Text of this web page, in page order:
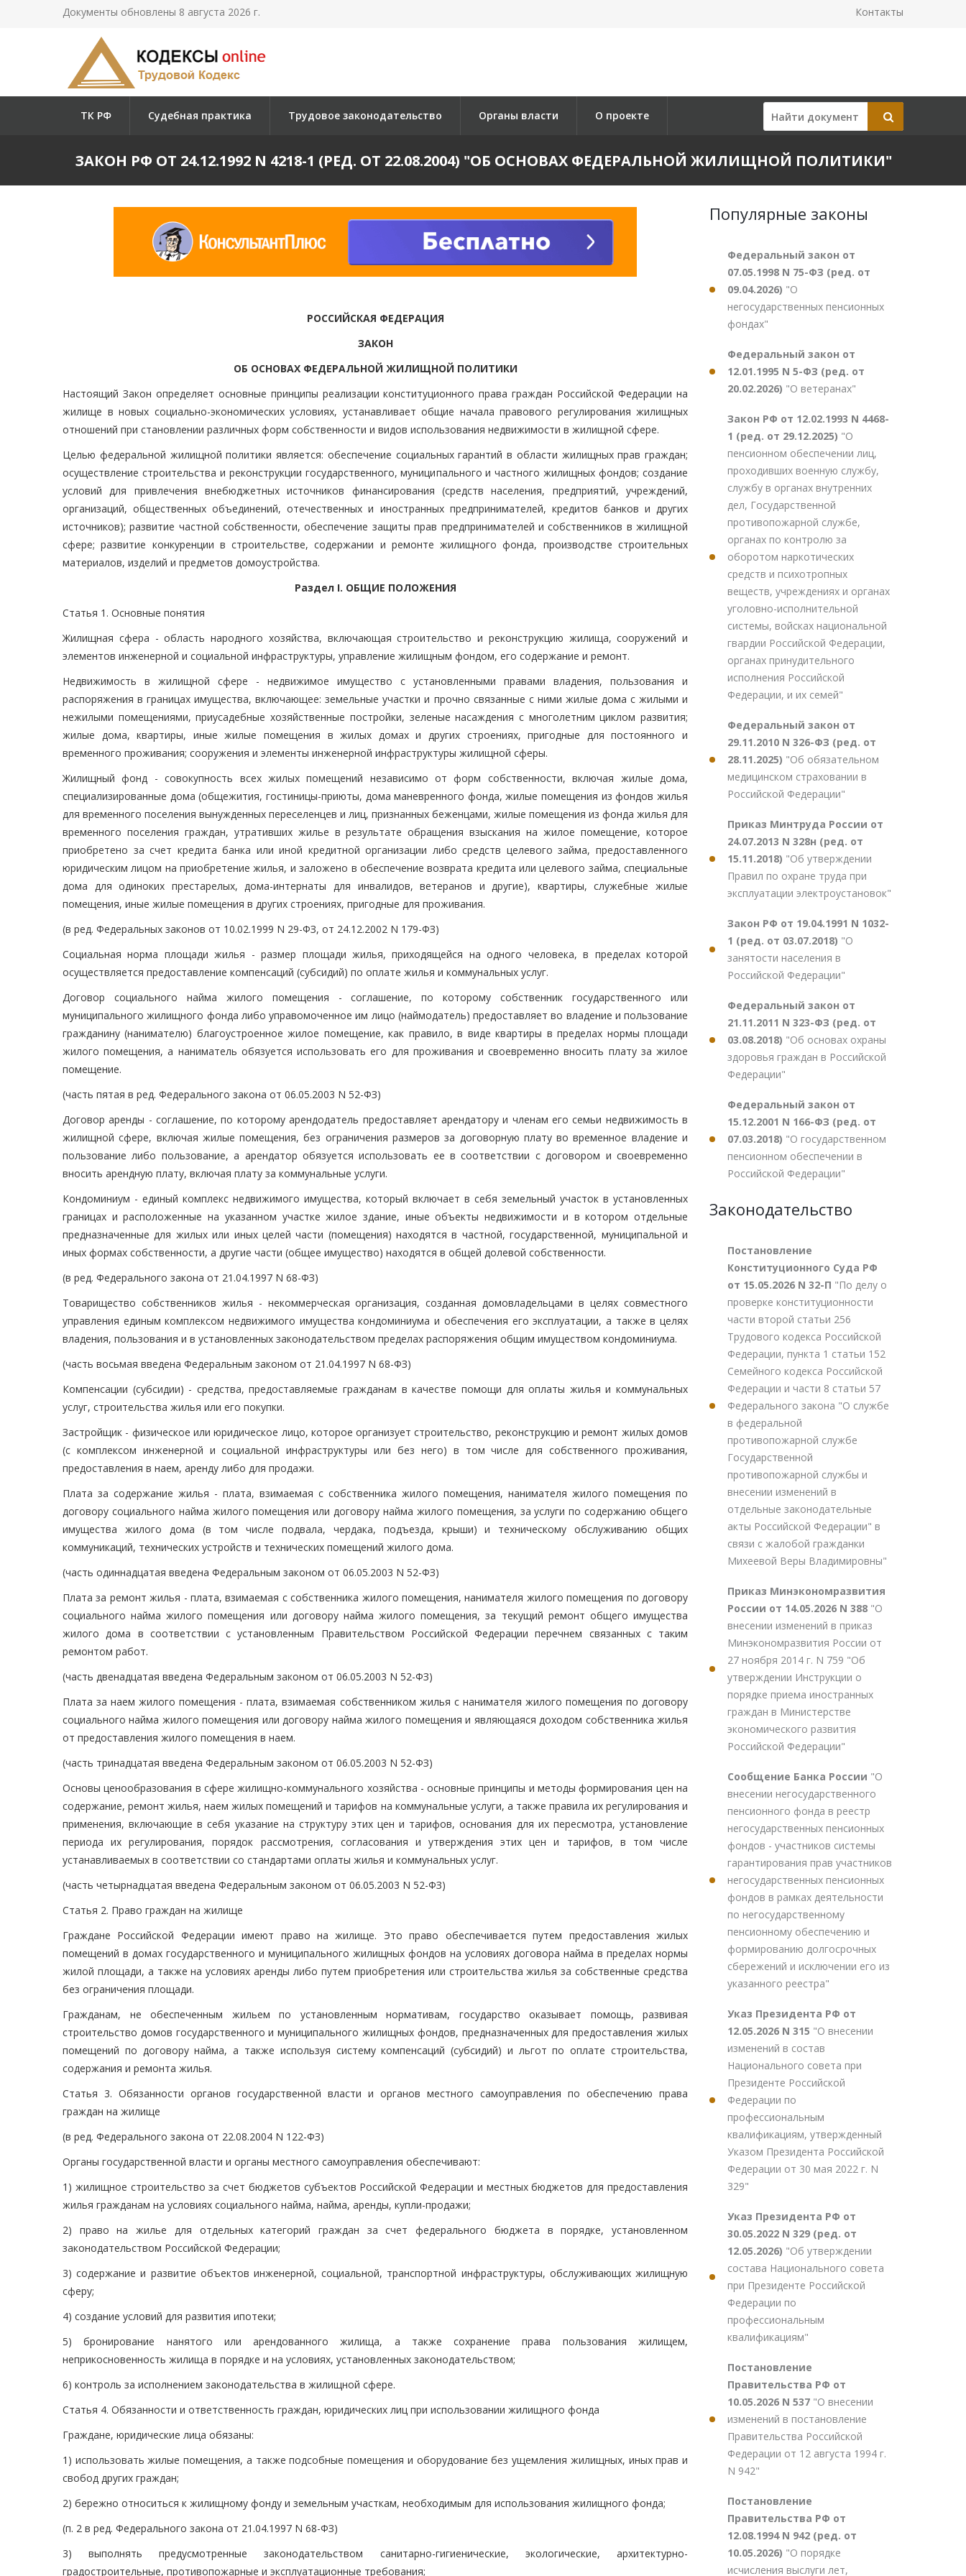
Документы обновлены 8 августа 2026 г. Контакты
ТК РФ Судебная практика Трудовое законодательство Органы власти О проекте
ЗАКОН РФ ОТ 24.12.1992 N 4218-1 (РЕД. ОТ 22.08.2004) "ОБ ОСНОВАХ ФЕДЕРАЛЬНОЙ ЖИЛИЩНОЙ ПОЛИТИКИ"
РОССИЙСКАЯ ФЕДЕРАЦИЯ
ЗАКОН
ОБ ОСНОВАХ ФЕДЕРАЛЬНОЙ ЖИЛИЩНОЙ ПОЛИТИКИ
Настоящий Закон определяет основные принципы реализации конституционного права граждан Российской Федерации на
жилище в новых социально-экономических условиях, устанавливает общие начала правового регулирования жилищных
отношений при становлении различных форм собственности и видов использования недвижимости в жилищной сфере.
Целью федеральной жилищной политики является: обеспечение социальных гарантий в области жилищных прав граждан;
осуществление строительства и реконструкции государственного, муниципального и частного жилищных фондов; создание
условий для привлечения внебюджетных источников финансирования (средств населения, предприятий, учреждений,
организаций, общественных объединений, отечественных и иностранных предпринимателей, кредитов банков и других
источников); развитие частной собственности, обеспечение защиты прав предпринимателей и собственников в жилищной
сфере; развитие конкуренции в строительстве, содержании и ремонте жилищного фонда, производстве строительных
материалов, изделий и предметов домоустройства.
Раздел I. ОБЩИЕ ПОЛОЖЕНИЯ
Статья 1. Основные понятия
Жилищная сфера - область народного хозяйства, включающая строительство и реконструкцию жилища, сооружений и
элементов инженерной и социальной инфраструктуры, управление жилищным фондом, его содержание и ремонт.
Недвижимость в жилищной сфере - недвижимое имущество с установленными правами владения, пользования и
распоряжения в границах имущества, включающее: земельные участки и прочно связанные с ними жилые дома с жилыми и
нежилыми помещениями, приусадебные хозяйственные постройки, зеленые насаждения с многолетним циклом развития;
жилые дома, квартиры, иные жилые помещения в жилых домах и других строениях, пригодные для постоянного и
временного проживания; сооружения и элементы инженерной инфраструктуры жилищной сферы.
Жилищный фонд - совокупность всех жилых помещений независимо от форм собственности, включая жилые дома,
специализированные дома (общежития, гостиницы-приюты, дома маневренного фонда, жилые помещения из фондов жилья
для временного поселения вынужденных переселенцев и лиц, признанных беженцами, жилые помещения из фонда жилья для
временного поселения граждан, утративших жилье в результате обращения взыскания на жилое помещение, которое
приобретено за счет кредита банка или иной кредитной организации либо средств целевого займа, предоставленного
юридическим лицом на приобретение жилья, и заложено в обеспечение возврата кредита или целевого займа, специальные
дома для одиноких престарелых, дома-интернаты для инвалидов, ветеранов и другие), квартиры, служебные жилые
помещения, иные жилые помещения в других строениях, пригодные для проживания.
(в ред. Федеральных законов от 10.02.1999 N 29-ФЗ, от 24.12.2002 N 179-ФЗ)
Социальная норма площади жилья - размер площади жилья, приходящейся на одного человека, в пределах которой
осуществляется предоставление компенсаций (субсидий) по оплате жилья и коммунальных услуг.
Договор социального найма жилого помещения - соглашение, по которому собственник государственного или
муниципального жилищного фонда либо управомоченное им лицо (наймодатель) предоставляет во владение и пользование
гражданину (нанимателю) благоустроенное жилое помещение, как правило, в виде квартиры в пределах нормы площади
жилого помещения, а наниматель обязуется использовать его для проживания и своевременно вносить плату за жилое
помещение.
(часть пятая в ред. Федерального закона от 06.05.2003 N 52-ФЗ)
Договор аренды - соглашение, по которому арендодатель предоставляет арендатору и членам его семьи недвижимость в
жилищной сфере, включая жилые помещения, без ограничения размеров за договорную плату во временное владение и
пользование либо пользование, а арендатор обязуется использовать ее в соответствии с договором и своевременно
вносить арендную плату, включая плату за коммунальные услуги.
Кондоминиум - единый комплекс недвижимого имущества, который включает в себя земельный участок в установленных
границах и расположенные на указанном участке жилое здание, иные объекты недвижимости и в котором отдельные
предназначенные для жилых или иных целей части (помещения) находятся в частной, государственной, муниципальной и
иных формах собственности, а другие части (общее имущество) находятся в общей долевой собственности.
(в ред. Федерального закона от 21.04.1997 N 68-ФЗ)
Товарищество собственников жилья - некоммерческая организация, созданная домовладельцами в целях совместного
управления единым комплексом недвижимого имущества кондоминиума и обеспечения его эксплуатации, а также в целях
владения, пользования и в установленных законодательством пределах распоряжения общим имуществом кондоминиума.
(часть восьмая введена Федеральным законом от 21.04.1997 N 68-ФЗ)
Компенсации (субсидии) - средства, предоставляемые гражданам в качестве помощи для оплаты жилья и коммунальных
услуг, строительства жилья или его покупки.
Застройщик - физическое или юридическое лицо, которое организует строительство, реконструкцию и ремонт жилых домов
(с комплексом инженерной и социальной инфраструктуры или без него) в том числе для собственного проживания,
предоставления в наем, аренду либо для продажи.
Плата за содержание жилья - плата, взимаемая с собственника жилого помещения, нанимателя жилого помещения по
договору социального найма жилого помещения или договору найма жилого помещения, за услуги по содержанию общего
имущества жилого дома (в том числе подвала, чердака, подъезда, крыши) и техническому обслуживанию общих
коммуникаций, технических устройств и технических помещений жилого дома.
(часть одиннадцатая введена Федеральным законом от 06.05.2003 N 52-ФЗ)
Плата за ремонт жилья - плата, взимаемая с собственника жилого помещения, нанимателя жилого помещения по договору
социального найма жилого помещения или договору найма жилого помещения, за текущий ремонт общего имущества
жилого дома в соответствии с установленным Правительством Российской Федерации перечнем связанных с таким
ремонтом работ.
(часть двенадцатая введена Федеральным законом от 06.05.2003 N 52-ФЗ)
Плата за наем жилого помещения - плата, взимаемая собственником жилья с нанимателя жилого помещения по договору
социального найма жилого помещения или договору найма жилого помещения и являющаяся доходом собственника жилья
от предоставления жилого помещения в наем.
(часть тринадцатая введена Федеральным законом от 06.05.2003 N 52-ФЗ)
Основы ценообразования в сфере жилищно-коммунального хозяйства - основные принципы и методы формирования цен на
содержание, ремонт жилья, наем жилых помещений и тарифов на коммунальные услуги, а также правила их регулирования и
применения, включающие в себя указание на структуру этих цен и тарифов, основания для их пересмотра, установление
периода их регулирования, порядок рассмотрения, согласования и утверждения этих цен и тарифов, в том числе
устанавливаемых в соответствии со стандартами оплаты жилья и коммунальных услуг.
(часть четырнадцатая введена Федеральным законом от 06.05.2003 N 52-ФЗ)
Статья 2. Право граждан на жилище
Граждане Российской Федерации имеют право на жилище. Это право обеспечивается путем предоставления жилых
помещений в домах государственного и муниципального жилищных фондов на условиях договора найма в пределах нормы
жилой площади, а также на условиях аренды либо путем приобретения или строительства жилья за собственные средства
без ограничения площади.
Гражданам, не обеспеченным жильем по установленным нормативам, государство оказывает помощь, развивая
строительство домов государственного и муниципального жилищных фондов, предназначенных для предоставления жилых
помещений по договору найма, а также используя систему компенсаций (субсидий) и льгот по оплате строительства,
содержания и ремонта жилья.
Статья 3. Обязанности органов государственной власти и органов местного самоуправления по обеспечению права
граждан на жилище
(в ред. Федерального закона от 22.08.2004 N 122-ФЗ)
Органы государственной власти и органы местного самоуправления обеспечивают:
1) жилищное строительство за счет бюджетов субъектов Российской Федерации и местных бюджетов для предоставления
жилья гражданам на условиях социального найма, найма, аренды, купли-продажи;
2) право на жилье для отдельных категорий граждан за счет федерального бюджета в порядке, установленном
законодательством Российской Федерации;
3) содержание и развитие объектов инженерной, социальной, транспортной инфраструктуры, обслуживающих жилищную
сферу;
4) создание условий для развития ипотеки;
5) бронирование нанятого или арендованного жилища, а также сохранение права пользования жилищем,
неприкосновенность жилища в порядке и на условиях, установленных законодательством;
6) контроль за исполнением законодательства в жилищной сфере.
Статья 4. Обязанности и ответственность граждан, юридических лиц при использовании жилищного фонда
Граждане, юридические лица обязаны:
1) использовать жилые помещения, а также подсобные помещения и оборудование без ущемления жилищных, иных прав и
свобод других граждан;
2) бережно относиться к жилищному фонду и земельным участкам, необходимым для использования жилищного фонда;
(п. 2 в ред. Федерального закона от 21.04.1997 N 68-ФЗ)
3) выполнять предусмотренные законодательством санитарно-гигиенические, экологические, архитектурно-
градостроительные, противопожарные и эксплуатационные требования;
Популярные законы
Федеральный закон от
07.05.1998 N 75-ФЗ (ред. от
09.04.2026) "О
негосударственных пенсионных
фондах"
Федеральный закон от
12.01.1995 N 5-ФЗ (ред. от
20.02.2026) "О ветеранах"
Закон РФ от 12.02.1993 N 4468-
1 (ред. от 29.12.2025) "О
пенсионном обеспечении лиц,
проходивших военную службу,
службу в органах внутренних
дел, Государственной
противопожарной службе,
органах по контролю за
оборотом наркотических
средств и психотропных
веществ, учреждениях и органах
уголовно-исполнительной
системы, войсках национальной
гвардии Российской Федерации,
органах принудительного
исполнения Российской
Федерации, и их семей"
Федеральный закон от
29.11.2010 N 326-ФЗ (ред. от
28.11.2025) "Об обязательном
медицинском страховании в
Российской Федерации"
Приказ Минтруда России от
24.07.2013 N 328н (ред. от
15.11.2018) "Об утверждении
Правил по охране труда при
эксплуатации электроустановок"
Закон РФ от 19.04.1991 N 1032-
1 (ред. от 03.07.2018) "О
занятости населения в
Российской Федерации"
Федеральный закон от
21.11.2011 N 323-ФЗ (ред. от
03.08.2018) "Об основах охраны
здоровья граждан в Российской
Федерации"
Федеральный закон от
15.12.2001 N 166-ФЗ (ред. от
07.03.2018) "О государственном
пенсионном обеспечении в
Российской Федерации"
Законодательство
Постановление
Конституционного Суда РФ
от 15.05.2026 N 32-П "По делу о
проверке конституционности
части второй статьи 256
Трудового кодекса Российской
Федерации, пункта 1 статьи 152
Семейного кодекса Российской
Федерации и части 8 статьи 57
Федерального закона "О службе
в федеральной
противопожарной службе
Государственной
противопожарной службы и
внесении изменений в
отдельные законодательные
акты Российской Федерации" в
связи с жалобой гражданки
Михеевой Веры Владимировны"
Приказ Минэкономразвития
России от 14.05.2026 N 388 "О
внесении изменений в приказ
Минэкономразвития России от
27 ноября 2014 г. N 759 "Об
утверждении Инструкции о
порядке приема иностранных
граждан в Министерстве
экономического развития
Российской Федерации"
Сообщение Банка России "О
внесении негосударственного
пенсионного фонда в реестр
негосударственных пенсионных
фондов - участников системы
гарантирования прав участников
негосударственных пенсионных
фондов в рамках деятельности
по негосударственному
пенсионному обеспечению и
формированию долгосрочных
сбережений и исключении его из
указанного реестра"
Указ Президента РФ от
12.05.2026 N 315 "О внесении
изменений в состав
Национального совета при
Президенте Российской
Федерации по
профессиональным
квалификациям, утвержденный
Указом Президента Российской
Федерации от 30 мая 2022 г. N
329"
Указ Президента РФ от
30.05.2022 N 329 (ред. от
12.05.2026) "Об утверждении
состава Национального совета
при Президенте Российской
Федерации по
профессиональным
квалификациям"
Постановление
Правительства РФ от
10.05.2026 N 537 "О внесении
изменений в постановление
Правительства Российской
Федерации от 12 августа 1994 г.
N 942"
Постановление
Правительства РФ от
12.08.1994 N 942 (ред. от
10.05.2026) "О порядке
исчисления выслуги лет,